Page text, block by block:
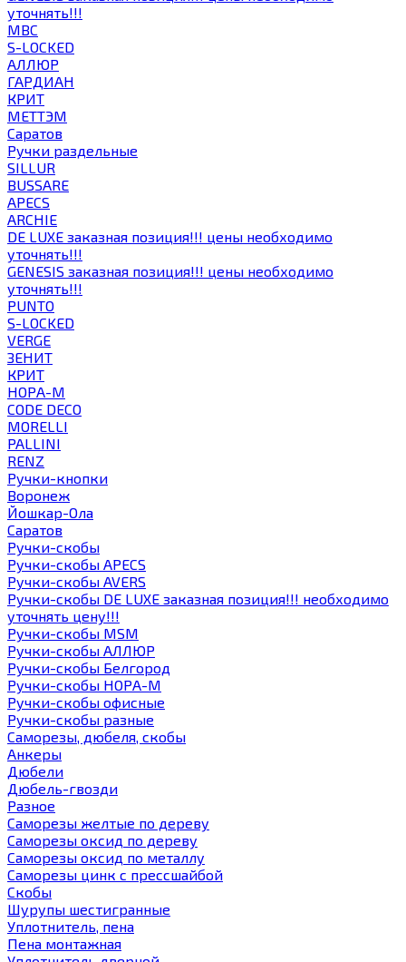
уточнять!!!
MBC
S-LOCKED
АЛЛЮР
ГАРДИАН
КРИТ
МЕТТЭМ
Саратов
Ручки раздельные
SILLUR
BUSSARE
APECS
ARCHIE
DE LUXE заказная позиция!!! цены необходимо
уточнять!!!
GENESIS заказная позиция!!! цены необходимо
уточнять!!!
PUNTO
S-LOCKED
VERGE
ЗЕНИТ
КРИТ
НОРА-М
CODE DECO
MORELLI
PALLINI
RENZ
Ручки-кнопки
Воронеж
Йошкар-Ола
Саратов
Ручки-скобы
Ручки-скобы APECS
Ручки-скобы AVERS
Ручки-скобы DE LUXE заказная позиция!!! необходимо
уточнять цену!!!
Ручки-скобы MSM
Ручки-скобы АЛЛЮР
Ручки-скобы Белгород
Ручки-скобы НОРА-М
Ручки-скобы офисные
Ручки-скобы разные
Саморезы, дюбеля, скобы
Анкеры
Дюбели
Дюбель-гвозди
Разное
Саморезы желтые по дереву
Саморезы оксид по дереву
Саморезы оксид по металлу
Саморезы цинк с прессшайбой
Скобы
Шурупы шестигранные
Уплотнитель, пена
Пена монтажная